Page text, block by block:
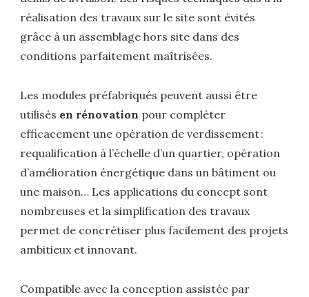
réalisation des travaux sur le site sont évités
grâce à un assemblage hors site dans des
conditions parfaitement maîtrisées.
Les modules préfabriqués peuvent aussi être
utilisés en rénovation pour compléter
efficacement une opération de verdissement :
requalification à l’échelle d’un quartier, opération
d’amélioration énergétique dans un bâtiment ou
une maison… Les applications du concept sont
nombreuses et la simplification des travaux
permet de concrétiser plus facilement des projets
ambitieux et innovant.
Compatible avec la conception assistée par